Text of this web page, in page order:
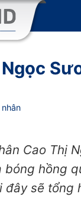
Cao Thị
bóng hồng
đây sẽ tổng